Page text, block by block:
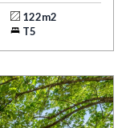
122m2
T5